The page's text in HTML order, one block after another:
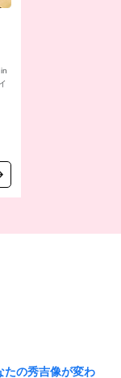
たの秀吉像が変わ